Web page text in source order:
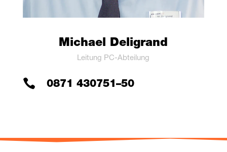
Micha­el Deligrand
Lei­tung PC-Abteilung
 0871 430751–50